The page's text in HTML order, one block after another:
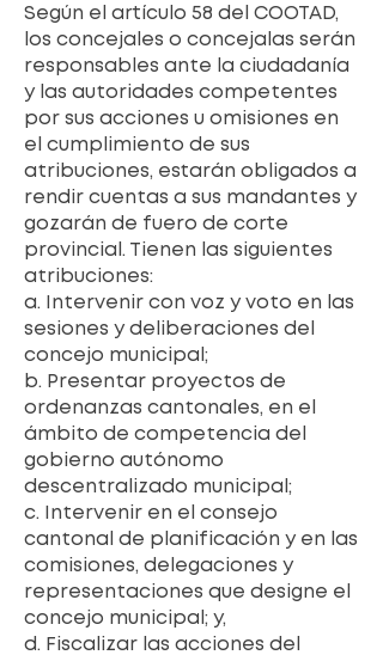
Según el artículo 58 del COOTAD,
los concejales o concejalas serán
responsables ante la ciudadanía
y las autoridades competentes
por sus acciones u omisiones en
el cumplimiento de sus
atribuciones, estarán obligados a
rendir cuentas a sus mandantes y
gozarán de fuero de corte
provincial. Tienen las siguientes
atribuciones:
a. Intervenir con voz y voto en las
sesiones y deliberaciones del
concejo municipal;
b. Presentar proyectos de
ordenanzas cantonales, en el
ámbito de competencia del
gobierno autónomo
descentralizado municipal;
c. Intervenir en el consejo
cantonal de planificación y en las
comisiones, delegaciones y
representaciones que designe el
concejo municipal; y,
d. Fiscalizar las acciones del